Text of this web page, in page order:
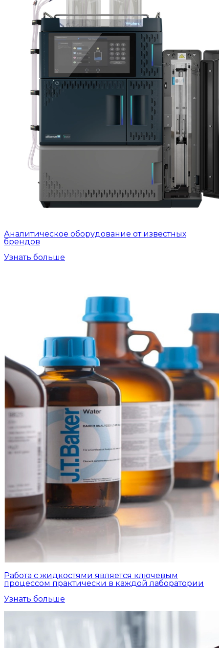
Аналитическое оборудование от известных
брендов
Узнать больше
Работа с жидкостями является ключевым
процессом практически в каждой лаборатории
Узнать больше